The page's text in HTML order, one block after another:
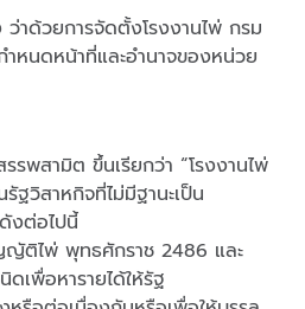
ว่าด้วยการจัดตั้งโรงงานไพ่ กรม
หนดหน้าที่และอำนาจของหน่วย
รพสามิต ขึ้นเรียกว่า “โรงงานไพ่
ฐวิสาหกิจที่ไม่มีฐานะเป็น
งต่อไปนี้
ญัติไพ่ พุทธศักราช 2486 และ
เพื่อหารายได้ให้รัฐ